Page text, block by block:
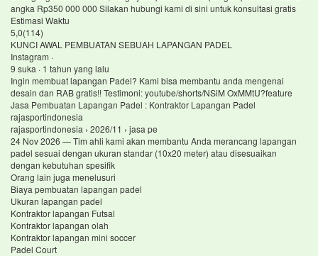
angka Rp350 000 000 Silakan hubungi kami di sini untuk konsultasi gratis
Estimasi Waktu
5,0(114)
KUNCI AWAL PEMBUATAN SEBUAH LAPANGAN PADEL
Instagram ·
9 suka · 1 tahun yang lalu
Ingin membuat lapangan Padel? Kami bisa membantu anda mengenai
desain dan RAB gratis!! Testimoni: youtube/shorts/NSiM OxMMtU?feature
Jasa Pembuatan Lapangan Padel : Kontraktor Lapangan Padel
rajasportindonesia
rajasportindonesia › 2026/11 › jasa pe
24 Nov 2026 — Tim ahli kami akan membantu Anda merancang lapangan
padel sesuai dengan ukuran standar (10x20 meter) atau disesuaikan
dengan kebutuhan spesifik
Orang lain juga menelusuri
Biaya pembuatan lapangan padel
Ukuran lapangan padel
Kontraktor lapangan Futsal
Kontraktor lapangan olah
Kontraktor lapangan mini soccer
Padel Court